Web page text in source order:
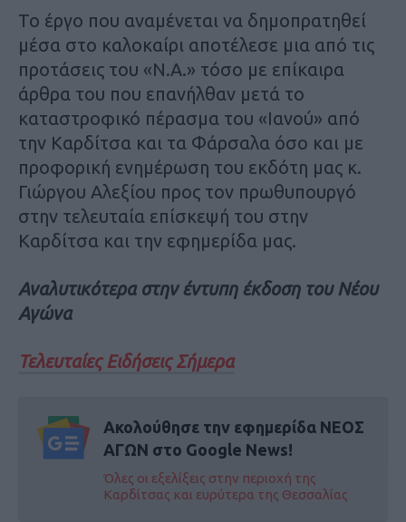
Το έργο που αναμένεται να δημοπρατηθεί
μέσα στο καλοκαίρι αποτέλεσε μια από τις
προτάσεις του «Ν.Α.» τόσο με επίκαιρα
άρθρα του που επανήλθαν μετά το
καταστροφικό πέρασμα του «Ιανού» από
την Καρδίτσα και τα Φάρσαλα όσο και με
προφορική ενημέρωση του εκδότη μας κ.
Γιώργου Αλεξίου προς τον πρωθυπουργό
στην τελευταία επίσκεψή του στην
Καρδίτσα και την εφημερίδα μας.
Αναλυτικότερα στην έντυπη έκδοση του Νέου
Αγώνα
Τελευταίες Ειδήσεις Σήμερα
Ακολούθησε την εφημερίδα ΝΕΟΣ
ΑΓΩΝ στο Google News!
Όλες οι εξελίξεις στην περιοχή της
Καρδίτσας και ευρύτερα της Θεσσαλίας